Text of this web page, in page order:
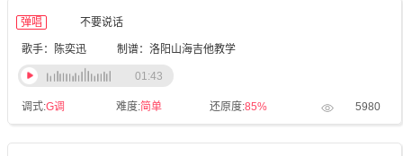
弹唱 不要说话
歌手：陈奕迅 制谱：洛阳山海吉他教学
调式:G调 难度:简单 还原度:85% 5980
01:43